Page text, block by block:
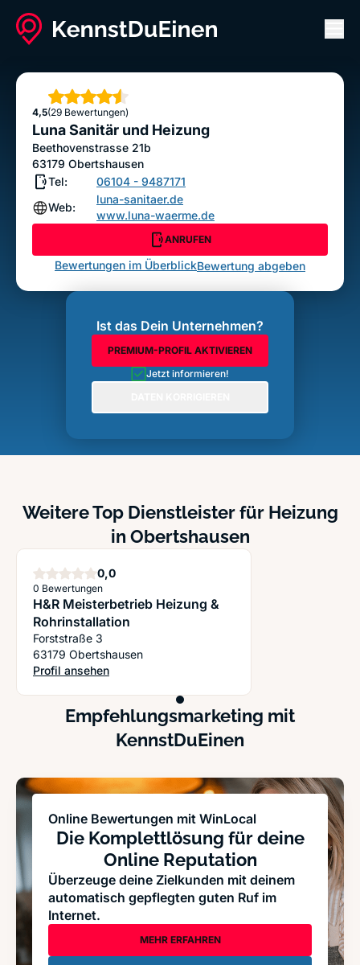
Luna Sanitär und Heizung
Bewertung abgeben
4,5
Sterne
(29 Bewertungen)
Luna Sanitär und Heizung
Beethovenstrasse 21b
63179 Obertshausen
Tel:
06104 - 9487171
Web:
luna-sanitaer.de
www.luna-waerme.de
ANRUFEN
Bewertungen im ÜberblickBewertung abgeben
Ist das Dein Unternehmen?
PREMIUM-PROFIL AKTIVIEREN
Jetzt informieren!
Weitere Top Dienstleister für Heizung
in Obertshausen
0,0Sterne
0 Bewertungen
H&R Meisterbetrieb Heizung &
Rohrinstallation
Forststraße 3
63179 Obertshausen
Profil ansehen
: H&R Meisterbetrieb Heizung & Rohrinstallation
Empfehlungsmarketing mit
KennstDuEinen
Online Bewertungen mit WinLocal
Die Komplettlösung für deine
Online Reputation
Überzeuge deine Zielkunden mit deinem
automatisch gepflegten guten Ruf im
Internet.
MEHR ERFAHREN